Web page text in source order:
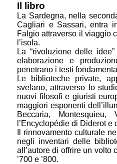
Il libro
La Sardegna, nella
Cagliari e Sassari, entra
Falgio attraverso il viaggio
l’isola.
La “rivoluzione delle
elaborazione e
penetrano i testi
Le biblioteche private,
svelano, attraverso lo
nuovi filosofi e giuristi
maggiori esponenti
Beccaria, Montesquieu,
l’Encyclopédie di Diderot e
Il rinnovamento culturale
negli inventari delle
all’autore di offrire un volto
’700 e ’800.